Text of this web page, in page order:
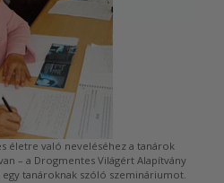
életre való neveléséhez a tanárok
– a Drogmentes Világért Alapítvány
tanároknak szóló szemináriumot.